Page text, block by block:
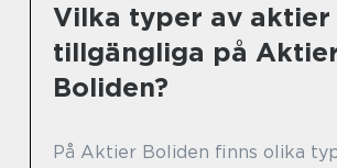
Vilka typer av aktier
tillgängliga på
Boliden?
På Aktier Boliden finns olika